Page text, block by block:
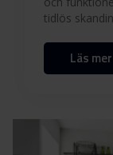
Ladda ner
tidlös
Läs